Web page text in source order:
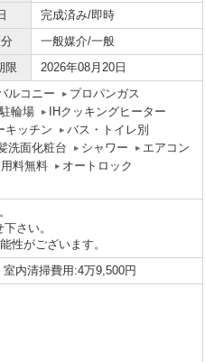
完成済み/即時
一般媒介/一般
限 2026年08月20日
ルコニー
プロパンガス
駐輪場
IHクッキングヒーター
キッチン
バス・トイレ別
洗面化粧台 シャワー
エアコン
料無料
オートロック
さい。
性がございます。
内清掃費用:4万9,500円